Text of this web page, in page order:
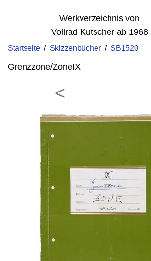
Werkverzeichnis von
Vollrad Kutscher ab 1968
Startseite / Skizzenbücher / SB1520
Grenzzone/ZoneIX
<